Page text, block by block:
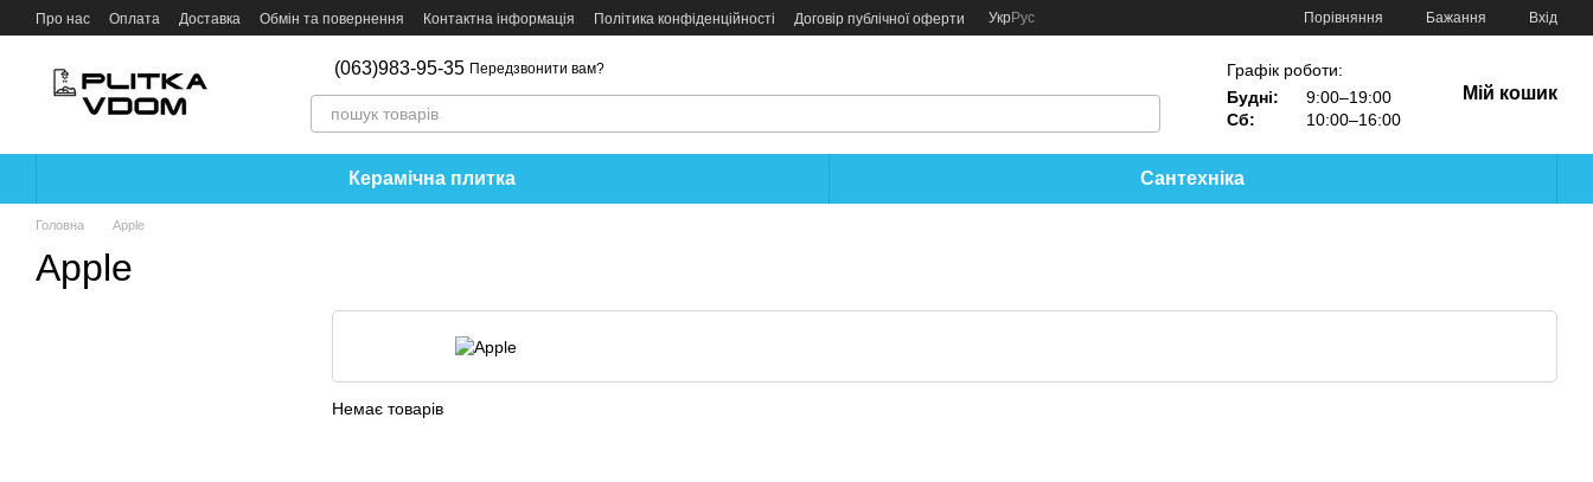
Перейти до основного контенту
Про нас Оплата Доставка Обмін та повернення Контактна інформація Політика конфіденційності Договір публічної оферти УкрРус Порівняння Бажання Вхід
(063)983-95-35 Передзвонити вам?
Графік роботи:
Будні:
9:00–19:00
Сб:
10:00–16:00
Мій кошик
Керамічна плитка Сантехніка
Головна Apple
Apple
Немає товарів